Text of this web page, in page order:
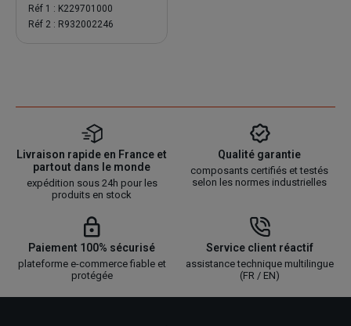
Réf 1 : K229701000
Réf 2 : R932002246
Livraison rapide en France et
partout dans le monde
expédition sous 24h pour les
produits en stock
Qualité garantie
composants certifiés et testés
selon les normes industrielles
Paiement 100% sécurisé
plateforme e-commerce fiable et
protégée
Service client réactif
assistance technique multilingue
(FR / EN)